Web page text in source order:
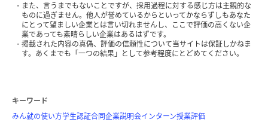
また、言うまでもないことですが、採用過程に対する感じ方は主観的な
ものに過ぎません。他人が誉めているからといってかならずしもあなた
にとって望ましい企業とは言い切れませんし、ここで評価の高くない企
業であっても素晴らしい企業はあるはずです。
掲載された内容の真偽、評価の信頼性について当サイトは保証しかねま
す。あくまでも「一つの結果」として参考程度にとどめてください。
キーワード
みん就の使い方学生認証合同企業説明会インターン授業評価